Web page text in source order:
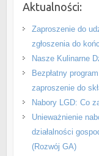
Aktualności:
Zaproszenie do
zgłoszenia do
Nasze Kulinarne
Bezpłatny
zaproszenie do
Nabory LGD: Co
Unieważnienie
działalności
(Rozwój GA)